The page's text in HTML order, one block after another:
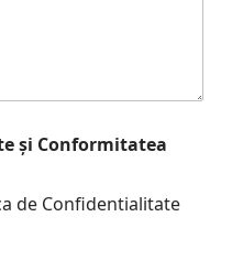
și Conformitatea
de Confidentialitate